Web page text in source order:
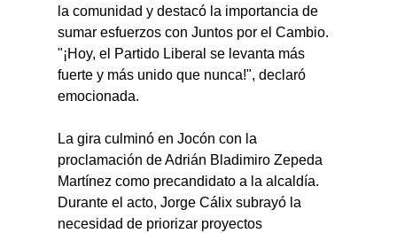
la comunidad y destacó la importancia de
sumar esfuerzos con Juntos por el Cambio.
"¡Hoy, el Partido Liberal se levanta más
fuerte y más unido que nunca!", declaró
emocionada.
La gira culminó en Jocón con la
proclamación de Adrián Bladimiro Zepeda
Martínez como precandidato a la alcaldía.
Durante el acto, Jorge Cálix subrayó la
necesidad de priorizar proyectos